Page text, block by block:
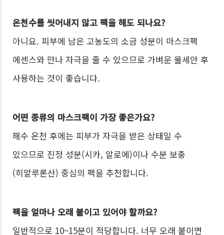
온천수를 씻어내지 않고 팩을 해도 되나요?
아니요. 피부에 남은 고농도의 소금 성분이 마스크팩
에센스와 만나 자극을 줄 수 있으므로 가벼운 물세안 후
사용하는 것이 좋습니다.
어떤 종류의 마스크팩이 가장 좋은가요?
해수 온천 후에는 피부가 자극을 받은 상태일 수
있으므로 진정 성분(시카, 알로에)이나 수분 보충
(히알루론산) 중심의 팩을 추천합니다.
팩을 얼마나 오래 붙이고 있어야 할까요?
일반적으로 10~15분이 적당합니다. 너무 오래 붙이면